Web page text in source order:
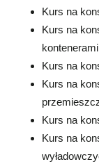
Kurs na
Kurs na
kontenerami
Kurs na
Kurs na
Kurs na
Kurs na